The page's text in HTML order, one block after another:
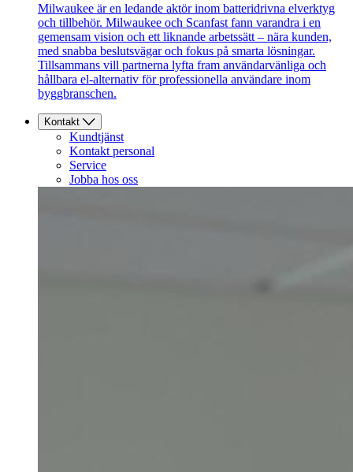
Milwaukee är en ledande aktör inom batteridrivna elverktyg
och tillbehör. Milwaukee och Scanfast fann varandra i en
gemensam vision och ett liknande arbetssätt – nära kunden,
med snabba beslutsvägar och fokus på smarta lösningar.
Tillsammans vill partnerna lyfta fram användarvänliga och
hållbara el-alternativ för professionella användare inom
byggbranschen.
Kontakt
Kundtjänst
Kontakt personal
Service
Jobba hos oss